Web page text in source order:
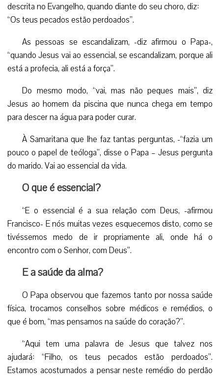
descrita no Evangelho, quando diante do seu choro, diz:
“Os teus pecados estão perdoados”.
As pessoas se escandalizam, -diz afirmou o Papa-,
“quando Jesus vai ao essencial, se escandalizam, porque ali
está a profecia, ali está a força”.
Do mesmo modo, “vai, mas não peques mais”, diz
Jesus ao homem da piscina que nunca chega em tempo
para descer na água para poder curar.
À Samaritana que lhe faz tantas perguntas, -“fazia um
pouco o papel de teóloga”, disse o Papa – Jesus pergunta
do marido. Vai ao essencial da vida.
O que é essencial?
“E o essencial é a sua relação com Deus, -afirmou
Francisco- E nós muitas vezes esquecemos disto, como se
tivéssemos medo de ir propriamente ali, onde há o
encontro com o Senhor, com Deus”.
E a saúde da alma?
O Papa observou que fazemos tanto por nossa saúde
física, trocamos conselhos sobre médicos e remédios, o
que é bom, “mas pensamos na saúde do coração?”.
“Aqui tem uma palavra de Jesus que talvez nos
ajudará: “Filho, os teus pecados estão perdoados”.
Estamos acostumados a pensar neste remédio do perdão